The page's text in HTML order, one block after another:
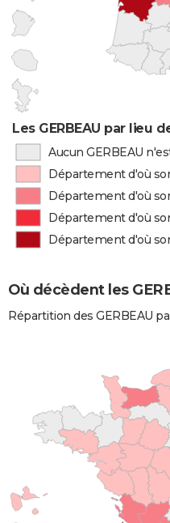
Les GERBEAU par lieu
Aucun GERBEAU
Département d'où
Département d'où
Département d'où
Département d'où
Où décèdent les
Répartition des GERBEAU